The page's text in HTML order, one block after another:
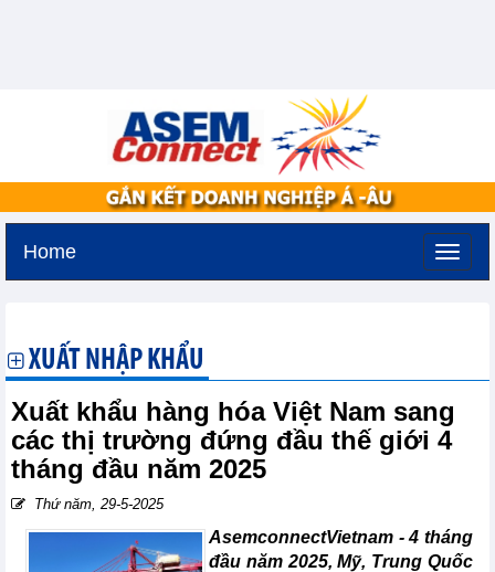
Home
XUẤT NHẬP KHẨU
Xuất khẩu hàng hóa Việt Nam sang
các thị trường đứng đầu thế giới 4
tháng đầu năm 2025
Thứ năm, 29-5-2025
AsemconnectVietnam -4 tháng
đầu năm 2025, Mỹ, Trung Quốc